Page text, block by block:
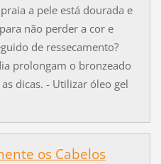
a pele está dourada e
não perder a cor e
de ressecamento?
prolongam o bronzeado
dicas. - Utilizar óleo gel
os Cabelos